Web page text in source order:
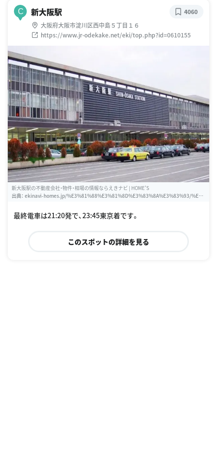
C 新大阪駅
大阪府大阪市淀川区西中島５丁目１６
https://www.jr-odekake.net/eki/top.php?id=0610155
4060
新大阪駅の不動産会社・物件・相場の情報ならえきナビ | HOME'S
出典： ekinavi-homes.jp/%E3%81%88%E3%81%8D%E3%83%8A%E3%83%93/%E
最終電車は21:20発で、23:45東京着です。
このスポットの詳細を見る